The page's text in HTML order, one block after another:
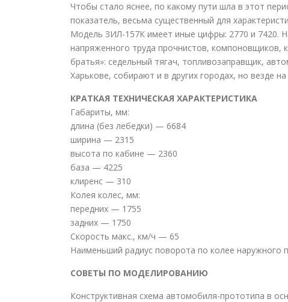
Чтобы стало яснее, по какому пути шла в этот
показатель, весьма существенный для
Модель ЗИЛ-157К имеет иные цифры: 2770 и 7420.
напряженного труда прочнистов, компоновщиков,
братья»: седельный тягач, топливозаправщик,
Харькове, собирают и в других городах, но везде
КРАТКАЯ ТЕХНИЧЕСКАЯ ХАРАКТЕРИСТИКА
Габариты, мм:
длина (без лебедки) — 6684
ширина — 2315
высота по кабине — 2360
база — 4225
клиренс — 310
Колея колес, мм:
передних — 1755
задних — 1750
Скорость макс., км/ч — 65
Наименьший радиус поворота по колее наружного
СОВЕТЫ ПО МОДЕЛИРОВАНИЮ
Конструктивная схема автомобиля-прототипа в